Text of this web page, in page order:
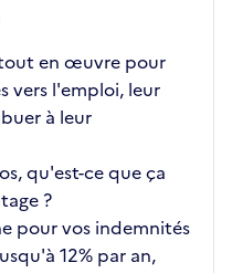
en œuvre pour
vers l'emploi, leur
à leur
qu'est-ce que ça
?
pour vos indemnités
12% par an,